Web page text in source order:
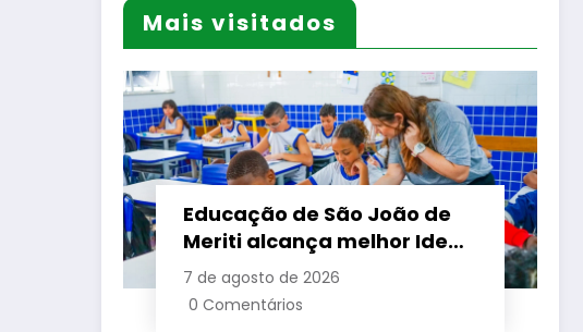
Mais visitados
Educação de São João de
Meriti alcança melhor Ideb
da história e lidera entre as
maiores redes da Baixada
7 de agosto de 2026
0 Comentários